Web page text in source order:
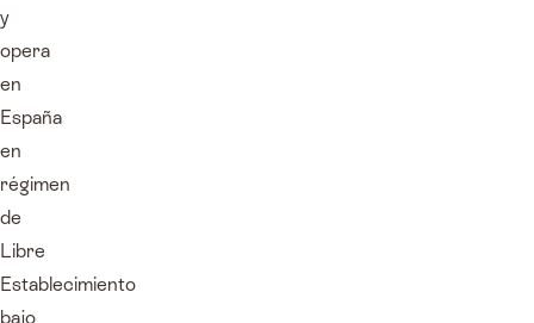
y
opera
en
España
en
régimen
de
Libre
Establecimiento
bajo